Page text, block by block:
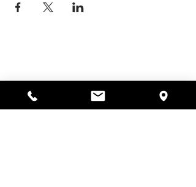
987-364-0920